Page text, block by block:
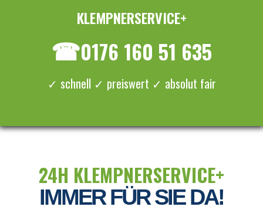
KLEMPNERSERVICE+
☎0176 160 51 635
✓ schnell ✓ preiswert ✓ absolut fair
24H KLEMPNERSERVICE+
IMMER FÜR SIE DA!